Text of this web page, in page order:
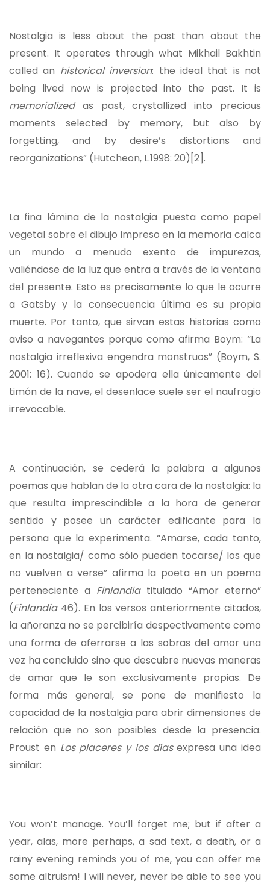
Nostalgia is less about the past than about the
present. It operates through what Mikhail Bakhtin
called an historical inversion: the ideal that is not
being lived now is projected into the past. It is
memorialized as past, crystallized into precious
moments selected by memory, but also by
forgetting, and by desire’s distortions and
reorganizations” (Hutcheon, L.1998: 20) [2].
La fina lámina de la nostalgia puesta como papel
vegetal sobre el dibujo impreso en la memoria calca
un mundo a menudo exento de impurezas,
valiéndose de la luz que entra a través de la ventana
del presente. Esto es precisamente lo que le ocurre
a Gatsby y la consecuencia última es su propia
muerte. Por tanto, que sirvan estas historias como
aviso a navegantes porque como afirma Boym: “La
nostalgia irreflexiva engendra monstruos” (Boym, S.
2001: 16). Cuando se apodera ella únicamente del
timón de la nave, el desenlace suele ser el naufragio
irrevocable.
A continuación, se cederá la palabra a algunos
poemas que hablan de la otra cara de la nostalgia: la
que resulta imprescindible a la hora de generar
sentido y posee un carácter edificante para la
persona que la experimenta. “Amarse, cada tanto,
en la nostalgia/ como sólo pueden tocarse/ los que
no vuelven a verse” afirma la poeta en un poema
perteneciente a Finlandiatitulado “Amor eterno”
(Finlandia46). En los versos anteriormente citados,
la añoranza no se percibiría despectivamente como
una forma de aferrarse a las sobras del amor una
vez ha concluido sino que descubre nuevas maneras
de amar que le son exclusivamente propias. De
forma más general, se pone de manifiesto la
capacidad de la nostalgia para abrir dimensiones de
relación que no son posibles desde la presencia.
Proust en Los placeres y los díasexpresa una idea
similar:
You won’t manage. You’ll forget me; but if after a
year, alas, more perhaps, a sad text, a death, or a
rainy evening reminds you of me, you can offer me
some altruism! I will never, never be able to see you